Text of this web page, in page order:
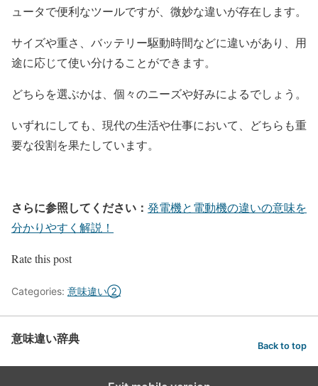
ュータで便利なツールですが、微妙な違いが存在します。
サイズや重さ、バッテリー駆動時間などに違いがあり、用
途に応じて使い分けることができます。
どちらを選ぶかは、個々のニーズや好みによるでしょう。
いずれにしても、現代の生活や仕事において、どちらも重
要な役割を果たしています。
さらに参照してください： 発電機と電動機の違いの意味を
分かりやすく解説！
Rate this post
Categories: 意味違い②
意味違い辞典 Back to top